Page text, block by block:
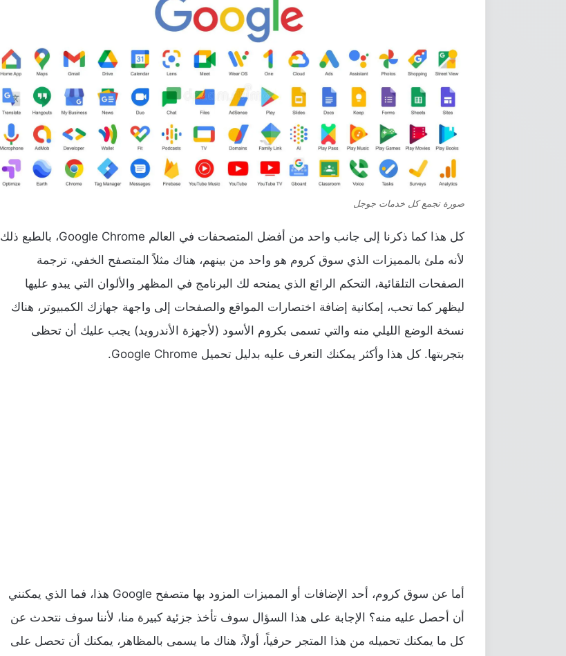
صورة تجمع كل خدمات جوجل
كل هذا كما ذكرنا إلى جانب واحد من أفضل المتصحفات في العالم Google Chrome، بالطبع ذلك
لأنه ملئ بالمميزات الذي سوق كروم هو واحد من بينهم، هناك مثلاً المتصفح الخفي، ترجمة
الصفحات التلقائية، التحكم الرائع الذي يمنحه لك البرنامج في المظهر والألوان التي يبدو عليها
ليظهر كما تحب، إمكانية إضافة اختصارات المواقع والصفحات إلى واجهة جهازك الكمبيوتر، هناك
نسخة الوضع الليلي منه والتي تسمى بكروم الأسود (لأجهزة الأندرويد) يجب عليك أن تحظى
بتجربتها. كل هذا وأكثر يمكنك التعرف عليه بدليل تحميل Google Chrome .
أما عن سوق كروم، أحد الإضافات أو المميزات المزود بها متصفح Google هذا، فما الذي يمكنني
أن أحصل عليه منه؟ الإجابة على هذا السؤال سوف تأخذ جزئية كبيرة منا، لأننا سوف نتحدث عن
كل ما يمكنك تحميله من هذا المتجر حرفياً، أولاً، هناك ما يسمى بالمظاهر، يمكنك أن تحصل على